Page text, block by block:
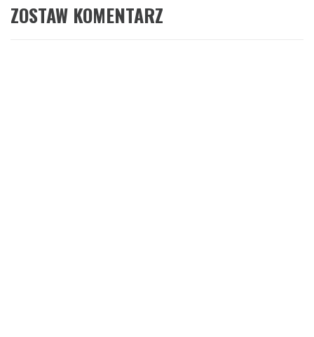
ZOSTAW KOMENTARZ